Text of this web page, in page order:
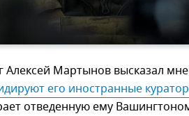
Алексей Мартынов высказал
его иностранные
отведенную ему